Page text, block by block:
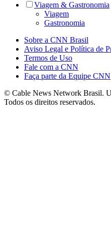
Viagem & Gastronomia
Viagem
Gastronomia
Sobre a CNN Brasil
Aviso Legal e Política de
Termos de Uso
Fale com a CNN
Faça parte da Equipe CNN
© Cable News Network Brasil.
Todos os direitos reservados.